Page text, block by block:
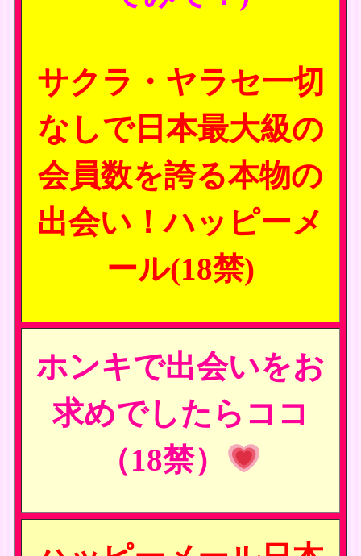
サクラ・ヤラセ一切
なしで日本最大級の
会員数を誇る本物の
出会い！ハッピーメ
ール(18禁)
ホンキで出会いをお
求めでしたらココ
（18禁）